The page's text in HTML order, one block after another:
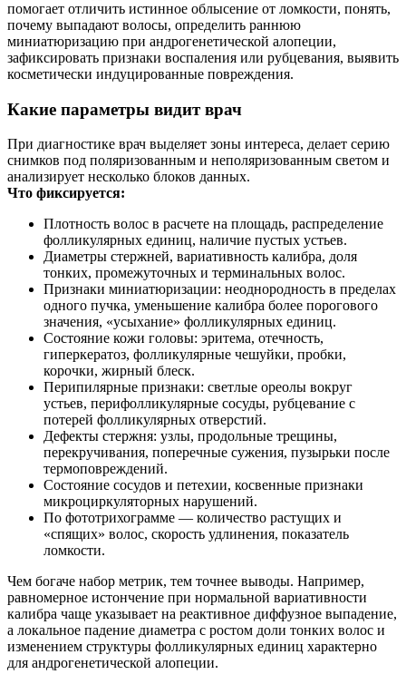
помогает отличить истинное облысение от ломкости, понять,
почему выпадают волосы, определить раннюю
миниатюризацию при андрогенетической алопеции,
зафиксировать признаки воспаления или рубцевания, выявить
косметически индуцированные повреждения.
Какие параметры видит врач
При диагностике врач выделяет зоны интереса, делает серию
снимков под поляризованным и неполяризованным светом и
анализирует несколько блоков данных.
Что фиксируется:
Плотность волос в расчете на площадь, распределение
фолликулярных единиц, наличие пустых устьев.
Диаметры стержней, вариативность калибра, доля
тонких, промежуточных и терминальных волос.
Признаки миниатюризации: неоднородность в пределах
одного пучка, уменьшение калибра более порогового
значения, «усыхание» фолликулярных единиц.
Состояние кожи головы: эритема, отечность,
гиперкератоз, фолликулярные чешуйки, пробки,
корочки, жирный блеск.
Перипилярные признаки: светлые ореолы вокруг
устьев, перифолликулярные сосуды, рубцевание с
потерей фолликулярных отверстий.
Дефекты стержня: узлы, продольные трещины,
перекручивания, поперечные сужения, пузырьки после
термоповреждений.
Состояние сосудов и петехии, косвенные признаки
микроциркуляторных нарушений.
По фототрихограмме — количество растущих и
«спящих» волос, скорость удлинения, показатель
ломкости.
Чем богаче набор метрик, тем точнее выводы. Например,
равномерное истончение при нормальной вариативности
калибра чаще указывает на реактивное диффузное выпадение,
а локальное падение диаметра с ростом доли тонких волос и
изменением структуры фолликулярных единиц характерно
для андрогенетической алопеции.